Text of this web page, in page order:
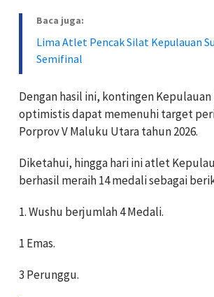
Baca juga:
Lima Atlet Pencak Silat Kepulauan
Semifinal
Dengan hasil ini, kontingen
optimistis dapat memenuhi target
Porprov V Maluku Utara tahun 2026.
Diketahui, hingga hari ini atlet
berhasil meraih 14 medali sebagai
1. Wushu berjumlah 4 Medali.
1 Emas.
3 Perunggu.